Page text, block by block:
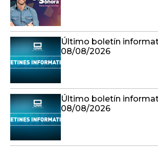
Último boletín
08/08/2026
Último boletín
08/08/2026